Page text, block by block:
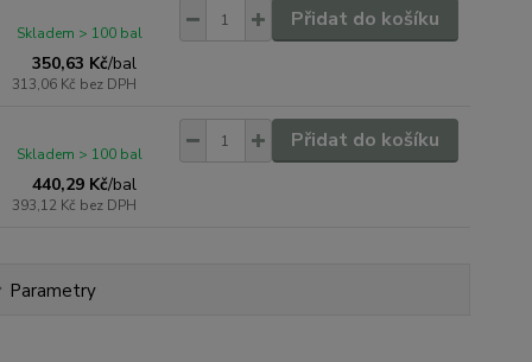
350,63 Kč/bal
313,06 Kč bez DPH
Skladem > 100 bal
Přidat do košíku
440,29 Kč/bal
393,12 Kč bez DPH
Skladem > 100 bal
Přidat do košíku
Parametry